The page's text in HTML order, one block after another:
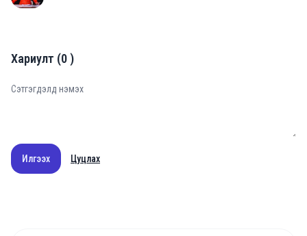
Хариулт (0)
Илгээх Цуцлах